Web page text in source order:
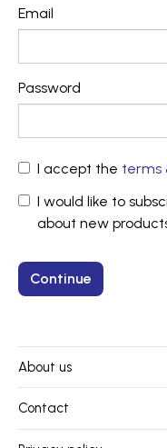
Email
Password
I accept the terms
I would like to
about new
About us
Contact